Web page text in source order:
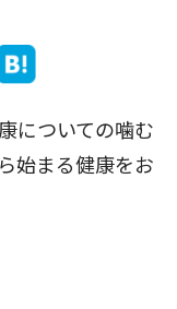
についての噛む
始まる健康をお